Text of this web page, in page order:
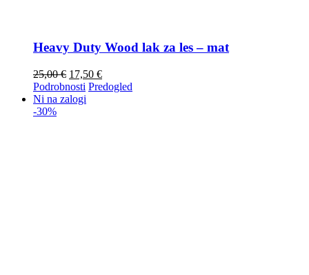
Heavy Duty Wood lak za les – mat
25,00€ 17,50 €
Podrobnosti Predogled
Ni na zalogi
-30%